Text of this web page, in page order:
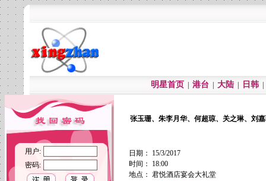
明星首页 港台 大陆 日韩
用户:
密码:
张玉珊、朱李月华、何超琼、关之琳、刘
日期： 15/3/2017
时间： 18:00
地点： 君悦酒店宴会大礼堂